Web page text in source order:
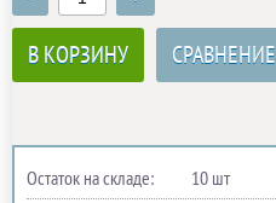
В КОРЗИНУ СРАВНЕНИЕ
Остаток на складе:
10 шт